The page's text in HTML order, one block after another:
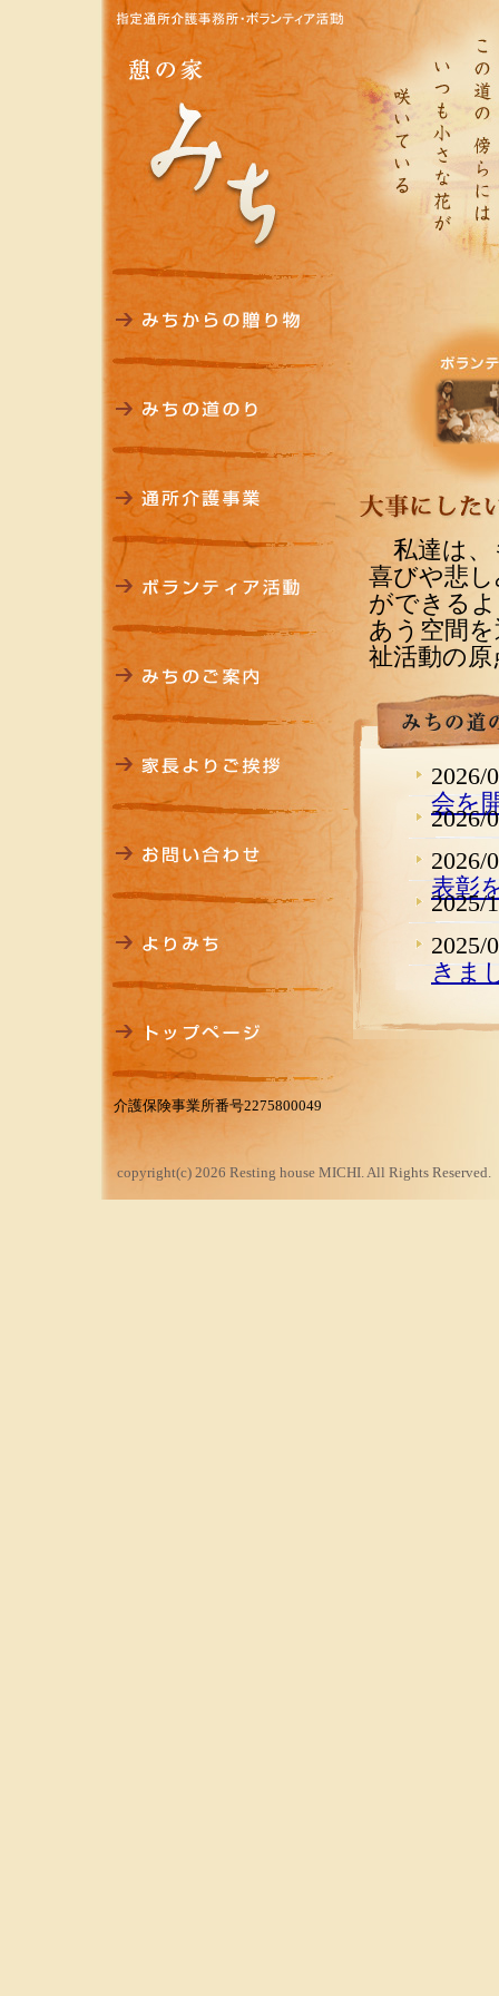
介護保険事業所番号2275800049
私達は、
喜びや悲
ができる
あう空間
祉活動の
2026/
会を
2026/
2026/
表彰
2025/
2025/
きま
copyright(c) 2026 Resting house MICHI. All Rights Reserved.